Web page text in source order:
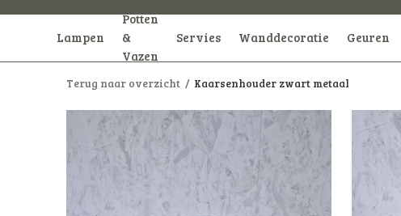
Lampen
Potten
&
Vazen
Servies Wanddecoratie Geuren
Terug naar overzicht Kaarsenhouder zwart metaal